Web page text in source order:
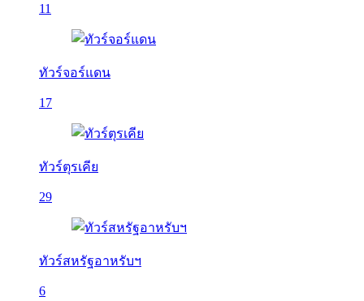
11
ทัวร์จอร์แดน
17
ทัวร์ตุรเคีย
29
ทัวร์สหรัฐอาหรับฯ
6